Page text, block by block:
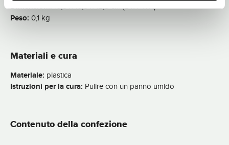
Dimensioni:13,5 x 10,5 x 12,5 cm (L x P x A)
Peso: 0,1 kg
Materiali e cura
Materiale: plastica
Istruzioni per la cura: Pulire con un panno umido
Contenuto della confezione